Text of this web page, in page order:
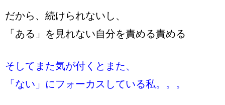
だから、続けられないし、
「ある」を見れない自分を責める責める
そしてまた気が付くとまた、
「ない」にフォーカスしている私。。。